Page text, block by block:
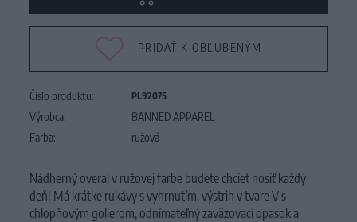
PRIDAŤ K OBĽÚBENÝM
Číslo produktu: PL92075
Výrobca:
BANNED APPAREL
Farba:
ružová
Nádherný overal v ružovej farbe budete chcieť nosiť každý
deň! Má krátke rukávy s vyhrnutím, výstrih v tvare V s
chlopňovým golierom, odnímateľný zaväzovací opasok a